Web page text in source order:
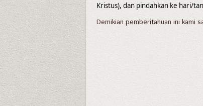
Kristus), dan pindahkan ke hari/
Demikian pemberitahuan ini kami